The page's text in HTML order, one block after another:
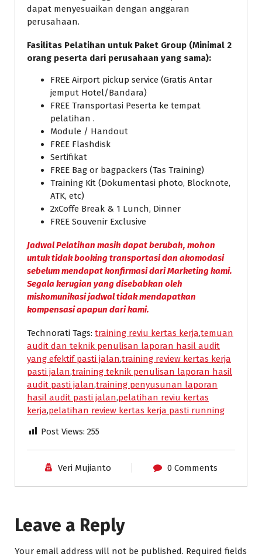
dapat menyesuaikan dengan anggaran
perusahaan.
Fasilitas Pelatihan untuk Paket Group (Minimal 2
orang peserta dari perusahaan yang sama):
FREE Airport pickup service (Gratis Antar
jemput Hotel/Bandara)
FREE Transportasi Peserta ke tempat
pelatihan .
Module / Handout
FREE Flashdisk
Sertifikat
FREE Bag or bagpackers (Tas Training)
Training Kit (Dokumentasi photo, Blocknote,
ATK, etc)
2xCoffe Break & 1 Lunch, Dinner
FREE Souvenir Exclusive
Jadwal Pelatihan masih dapat berubah, mohon
untuk tidak booking transportasi dan akomodasi
sebelum mendapat konfirmasi dari Marketing kami.
Segala kerugian yang disebabkan oleh
miskomunikasi jadwal tidak mendapatkan
kompensasi apapun dari kami.
Technorati Tags: training reviu kertas kerja,temuan
audit dan teknik penulisan laporan hasil audit
yang efektif pasti jalan,training review kertas kerja
pasti jalan,training teknik penulisan laporan hasil
audit pasti jalan,training penyusunan laporan
hasil audit pasti jalan,pelatihan reviu kertas
kerja,pelatihan review kertas kerja pasti running
Post Views: 255
Veri Mujianto 0 Comments
Leave a Reply
Your email address will not be published. Required fields